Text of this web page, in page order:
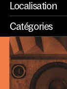
Localisation
Catégories